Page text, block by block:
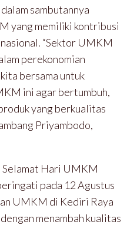
sambutannya
yang memiliki kontribusi
“Sektor UMKM
perekonomian
bersama untuk
ini agar bertumbuh,
yang berkualitas
Priyambodo,
Selamat Hari UMKM
pada 12 Agustus
UMKM di Kediri Raya
menambah kualitas